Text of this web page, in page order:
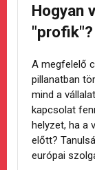
Hogyan
A megfelelő
pillanatban
mind a
kapcsolat
helyzet, ha a
előtt?
európai